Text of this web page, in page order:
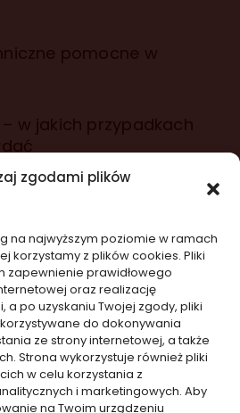
zgodami plików
na najwyższym poziomie w ramach
korzystamy z plików cookies. Pliki
zapewnienie prawidłowego
oraz realizację
a po uzyskaniu Twojej zgody, pliki
do dokonywania
ze strony internetowej, a także
Strona wykorzystuje również pliki
w celu korzystania z
i marketingowych. Aby
na Twoim urządzeniu
po upadku: ukryte